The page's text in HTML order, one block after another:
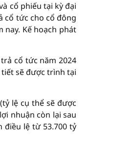
cổ phiếu tại kỳ đại
cổ tức cho cổ đông
nay. Kế hoạch phát
cổ tức năm 2024
tiết sẽ được trình tại
lệ cụ thể sẽ được
nhuận còn lại sau
điều lệ từ 53.700 tỷ